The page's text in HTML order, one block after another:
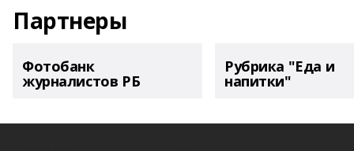
Партнеры
Фотобанк
журналистов РБ
Рубрика "Еда и
напитки"